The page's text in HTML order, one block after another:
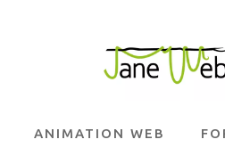
ANIMATION WEB